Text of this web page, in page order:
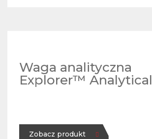
Waga analityczna
Explorer™ Analytical
Zobacz produkt